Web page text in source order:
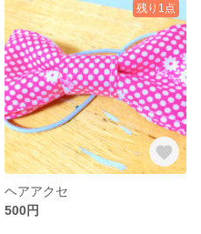
残り1点
ヘアアクセ
500円